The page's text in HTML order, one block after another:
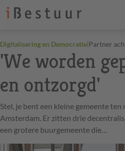
Digitalisering en Democratie|Partner
'We worden
en ontzorgd'
Stel, je bent een kleine gemeente ten
Amsterdam. Er zitten drie
een grotere buurgemeente die…